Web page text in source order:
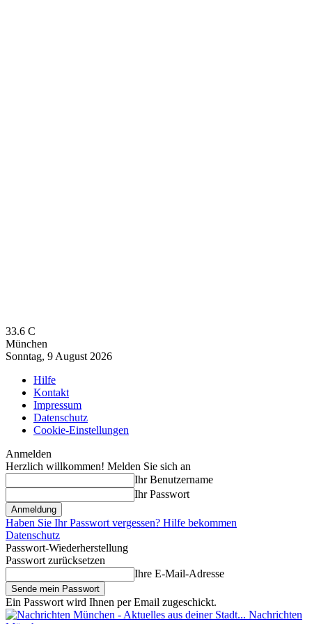
33.6 C
München
Sonntag, 9 August 2026
Hilfe
Kontakt
Impressum
Datenschutz
Cookie-Einstellungen
Anmelden
Herzlich willkommen! Melden Sie sich an
Ihr Benutzername
Ihr Passwort
Haben Sie Ihr Passwort vergessen? Hilfe bekommen
Datenschutz
Passwort-Wiederherstellung
Passwort zurücksetzen
Ihre E-Mail-Adresse
Ein Passwort wird Ihnen per Email zugeschickt.
Nachrichten